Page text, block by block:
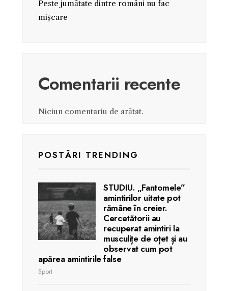
Peste jumătate dintre români nu fac
mișcare
Comentarii recente
Niciun comentariu de arătat.
POSTĂRI TRENDING
STUDIU. „Fantomele”
amintirilor uitate pot
rămâne în creier.
Cercetătorii au
recuperat amintiri la
musculițe de oțet și au
observat cum pot
apărea amintirile false
Sport